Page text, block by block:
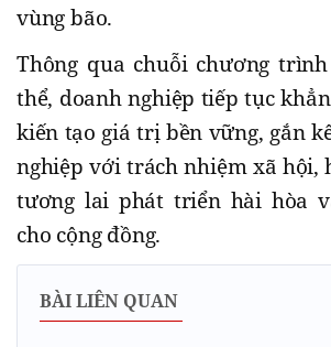
vùng bão.
Thông qua chuỗi chương
thể, doanh nghiệp tiếp tục
kiến tạo giá trị bền vững, gắn
nghiệp với trách nhiệm xã hội,
tương lai phát triển hài hòa
cho cộng đồng.
BÀI LIÊN QUAN